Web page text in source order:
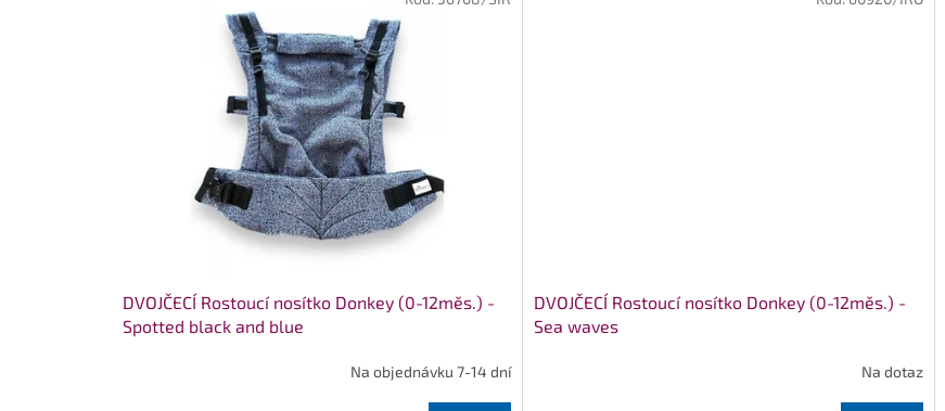
DVOJČECÍ Rostoucí nosítko Donkey (0-12měs.) -
Spotted black and blue
Na objednávku 7-14 dní
DVOJČECÍ Rostoucí nosítko Donkey (0-12měs.) -
Sea waves
Na dotaz